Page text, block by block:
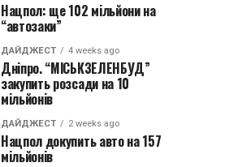
Нацпол: ще 102 мільйони на
“автозаки”
ДАЙДЖЕСТ 4 weeks ago
Дніпро. “МІСЬКЗЕЛЕНБУД”
закупить розсади на 10
мільйонів
ДАЙДЖЕСТ 2 weeks ago
Нацпол докупить авто на 157
мільйонів